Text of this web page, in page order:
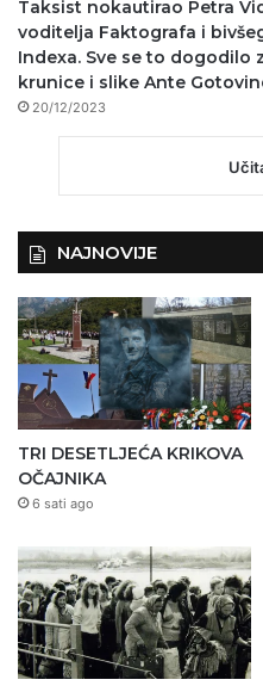
Taksist nokautirao Petra
voditelja Faktografa i
Indexa. Sve se to dogodilo
krunice i slike Ante
20/12/2023
NAJNOVIJE
TRI DESETLJEĆA KRIKOVA
OČAJNIKA
6 sati ago